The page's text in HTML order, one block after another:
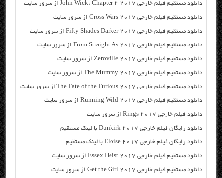
دانلود مستقیم فیلم خارجی John Wick: Chapter 2 2017 از سرور سایت
دانلود مستقیم فیلم خارجی Cross Wars 2017 از سرور سایت
دانلود مستقیم فیلم خارجی Fifty Shades Darker 2017 از سرور سایت
دانلود مستقیم فیلم خارجی From Straight As 2017 از سرور سایت
دانلود مستقیم فیلم خارجی Zeroville 2017 از سرور سایت
دانلود مستقیم فیلم خارجی The Mummy 2017 از سرور سایت
دانلود مستقیم فیلم خارجی The Fate of the Furious 2017 از سرور سایت
دانلود مستقیم فیلم خارجی Running Wild 2017 از سرور سایت
دانلود فیلم خارجی Rings 2017 از سرور سایت
دانلود رایگان فیلم خارجی Dunkirk 2017 با لینک مستقیم
دانلود رایگان فیلم خارجی Eloise 2017 با لینک مستقیم
دانلود مستقیم فیلم خارجی Essex Heist 2017 از سرور سایت
دانلود مستقیم فیلم خارجی Get the Girl 2017 از سرور سایت